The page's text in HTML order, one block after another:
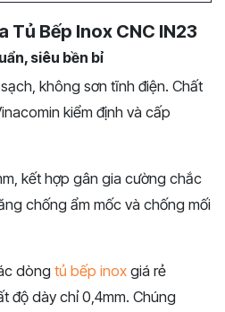
Tủ Bếp Inox CNC IN23
siêu bền bỉ
sạch, không sơn tĩnh điện. Chất
kiểm định và cấp
kết hợp gân gia cường chắc
chống ẩm mốc và chống mối
dòng tủ bếp inox giá rẻ
độ dày chỉ 0,4mm. Chúng